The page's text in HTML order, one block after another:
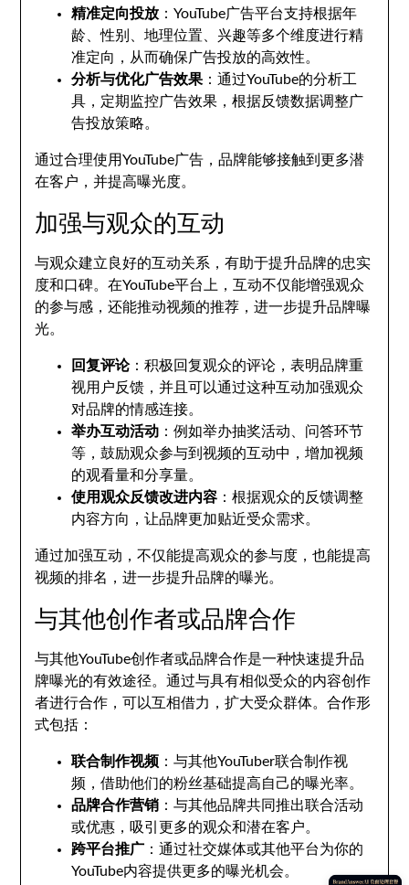
精准定向投放 ：YouTube广告平台支持根据年
龄、性别、地理位置、兴趣等多个维度进行精
准定向，从而确保广告投放的高效性。
分析与优化广告效果 ：通过YouTube的分析工
具，定期监控广告效果，根据反馈数据调整广
告投放策略。
通过合理使用YouTube广告，品牌能够接触到更多潜
在客户，并提高曝光度。
加强与观众的互动
与观众建立良好的互动关系，有助于提升品牌的忠实
度和口碑。在YouTube平台上，互动不仅能增强观众
的参与感，还能推动视频的推荐，进一步提升品牌曝
光。
回复评论：积极回复观众的评论，表明品牌重
视用户反馈，并且可以通过这种互动加强观众
对品牌的情感连接。
举办互动活动 ：例如举办抽奖活动、问答环节
等，鼓励观众参与到视频的互动中，增加视频
的观看量和分享量。
使用观众反馈改进内容 ：根据观众的反馈调整
内容方向，让品牌更加贴近受众需求。
通过加强互动，不仅能提高观众的参与度，也能提高
视频的排名，进一步提升品牌的曝光。
与其他创作者或品牌合作
与其他YouTube创作者或品牌合作是一种快速提升品
牌曝光的有效途径。通过与具有相似受众的内容创作
者进行合作，可以互相借力，扩大受众群体。合作形
式包括：
联合制作视频 ：与其他YouTuber联合制作视
频，借助他们的粉丝基础提高自己的曝光率。
品牌合作营销 ：与其他品牌共同推出联合活动
或优惠，吸引更多的观众和潜在客户。
跨平台推广 ：通过社交媒体或其他平台为你的
YouTube内容提供更多的曝光机会。